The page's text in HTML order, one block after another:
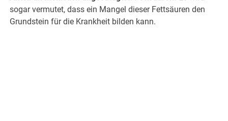
sogar vermutet, dass ein Mangel dieser Fettsäuren den
Grundstein für die Krankheit bilden kann.